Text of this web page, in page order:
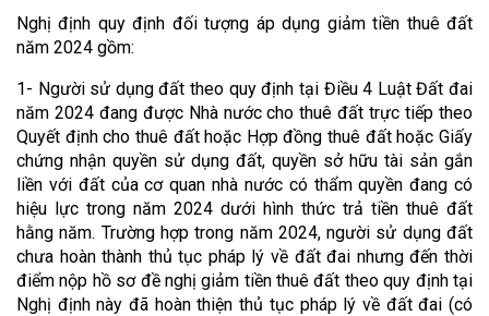
Nghị định quy định đối tượng áp dụng giảm tiền thuê đất
năm 2024 gồm:
1- Người sử dụng đất theo quy định tại Điều 4 Luật Đất đai
năm 2024 đang được Nhà nước cho thuê đất trực tiếp theo
Quyết định cho thuê đất hoặc Hợp đồng thuê đất hoặc Giấy
chứng nhận quyền sử dụng đất, quyền sở hữu tài sản gắn
liền với đất của cơ quan nhà nước có thẩm quyền đang có
hiệu lực trong năm 2024 dưới hình thức trả tiền thuê đất
hằng năm. Trường hợp trong năm 2024, người sử dụng đất
chưa hoàn thành thủ tục pháp lý về đất đai nhưng đến thời
điểm nộp hồ sơ đề nghị giảm tiền thuê đất theo quy định tại
Nghị định này đã hoàn thiện thủ tục pháp lý về đất đai (có